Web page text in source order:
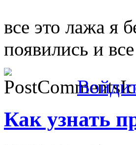
все это лажа я
появились и все
Как узнать